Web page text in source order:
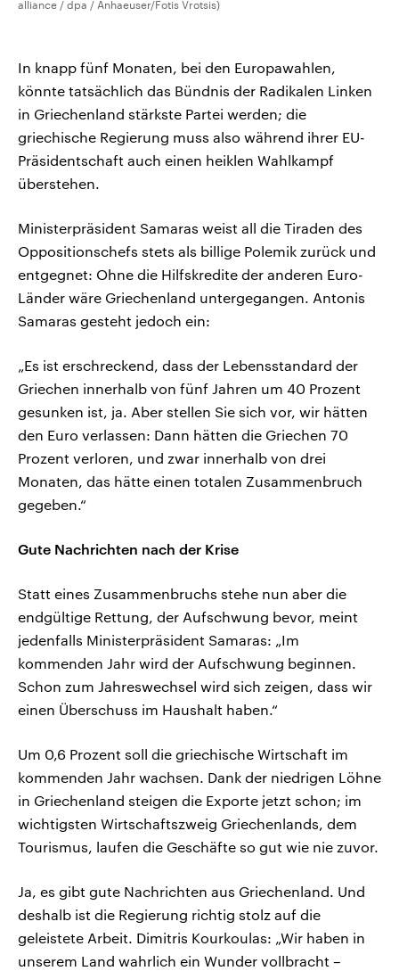
alliance / dpa / Anhaeuser/Fotis Vrotsis)
In knapp fünf Monaten, bei den Europawahlen,
könnte tatsächlich das Bündnis der Radikalen Linken
in Griechenland stärkste Partei werden; die
griechische Regierung muss also während ihrer EU-
Präsidentschaft auch einen heiklen Wahlkampf
überstehen.
Ministerpräsident Samaras weist all die Tiraden des
Oppositionschefs stets als billige Polemik zurück und
entgegnet: Ohne die Hilfskredite der anderen Euro-
Länder wäre Griechenland untergegangen. Antonis
Samaras gesteht jedoch ein:
„Es ist erschreckend, dass der Lebensstandard der
Griechen innerhalb von fünf Jahren um 40 Prozent
gesunken ist, ja. Aber stellen Sie sich vor, wir hätten
den Euro verlassen: Dann hätten die Griechen 70
Prozent verloren, und zwar innerhalb von drei
Monaten, das hätte einen totalen Zusammenbruch
gegeben.“
Gute Nachrichten nach der Krise
Statt eines Zusammenbruchs stehe nun aber die
endgültige Rettung, der Aufschwung bevor, meint
jedenfalls Ministerpräsident Samaras: „Im
kommenden Jahr wird der Aufschwung beginnen.
Schon zum Jahreswechsel wird sich zeigen, dass wir
einen Überschuss im Haushalt haben.“
Um 0,6 Prozent soll die griechische Wirtschaft im
kommenden Jahr wachsen. Dank der niedrigen Löhne
in Griechenland steigen die Exporte jetzt schon; im
wichtigsten Wirtschaftszweig Griechenlands, dem
Tourismus, laufen die Geschäfte so gut wie nie zuvor.
Ja, es gibt gute Nachrichten aus Griechenland. Und
deshalb ist die Regierung richtig stolz auf die
geleistete Arbeit. Dimitris Kourkoulas: „Wir haben in
unserem Land wahrlich ein Wunder vollbracht –